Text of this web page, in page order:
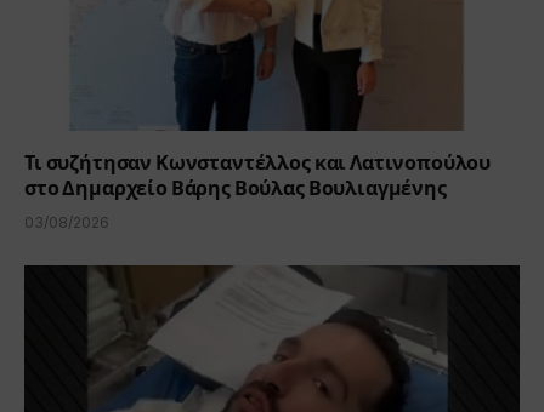
Τι συζήτησαν Κωνσταντέλλος και Λατινοπούλου
στο Δημαρχείο Βάρης Βούλας Βουλιαγμένης
03/08/2026